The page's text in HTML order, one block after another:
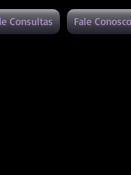
Consultas Fale Conosco